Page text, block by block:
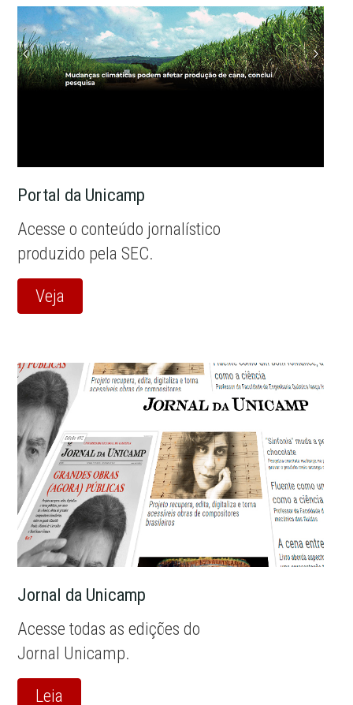
Portal da Unicamp
Acesse o conteúdo jornalístico
produzido pela SEC.
Veja
Jornal da Unicamp
Acesse todas as edições do
Jornal Unicamp.
Leia